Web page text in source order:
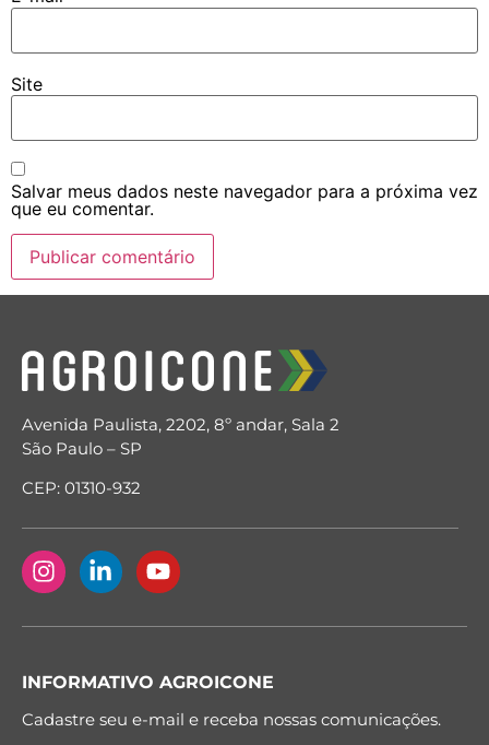
Site
Salvar meus dados neste navegador para a próxima vez
que eu comentar.
Avenida Paulista, 2202, 8º andar, Sala 2
São Paulo – SP
CEP: 01310-932
INFORMATIVO AGROICONE
Cadastre seu e-mail e receba nossas comunicações.